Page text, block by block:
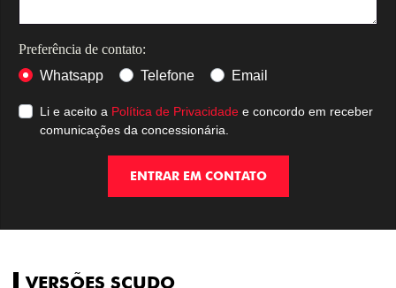
Preferência de contato:
Whatsapp
Telefone Email
Li e aceito a Política de Privacidade e concordo em receber
comunicações da concessionária.
ENTRAR EM CONTATO
VERSÕES SCUDO